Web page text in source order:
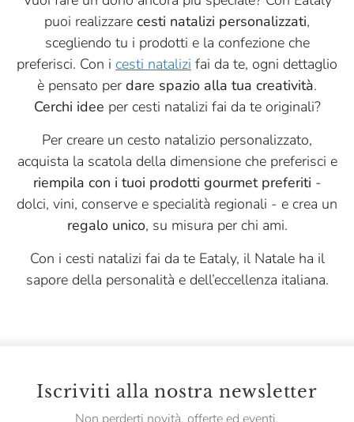
puoi realizzare cesti natalizi personalizzati,
scegliendo tu i prodotti e la confezione che
preferisci. Con i cesti natalizi fai da te, ogni dettaglio
è pensato per dare spazio alla tua creatività.
Cerchi idee per cesti natalizi fai da te originali?
Per creare un cesto natalizio personalizzato,
acquista la scatola della dimensione che preferisci e
riempila con i tuoi prodotti gourmet preferiti -
dolci, vini, conserve e specialità regionali - e crea un
regalo unico, su misura per chi ami.
Con i cesti natalizi fai da te Eataly, il Natale ha il
sapore della personalità e dell’eccellenza italiana.
Iscriviti alla nostra newsletter